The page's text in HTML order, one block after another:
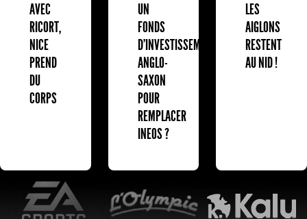
AVEC
RICORT,
NICE
PREND
DU
CORPS
UN
FONDS
D'INVESTISSEMENT
ANGLO-
SAXON
POUR
REMPLACER
INEOS ?
LES
AIGLONS
RESTENT
AU NID !
EA Sports